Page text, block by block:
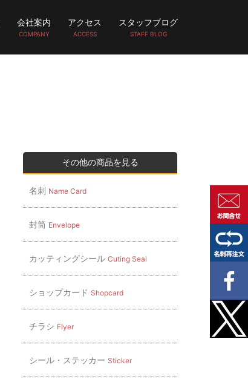
会社案内
COMPANY
アクセス
ACCESS
スタッフブログ
STAFF BLOG
その他の商品を見る
名刺 Name Card
封筒 Envelope
カッティングシール Cuting Seal
ショップカード Shopcard
チラシ Flyer
シール・ステッカー Sticker